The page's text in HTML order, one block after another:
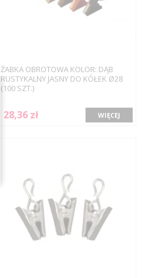
ŻABKA OBROTOWA KOLOR: DĄB
RUSTYKALNY JASNY DO KÓŁEK Ø28
(100 SZT.)
28,36 zł WIĘCEJ